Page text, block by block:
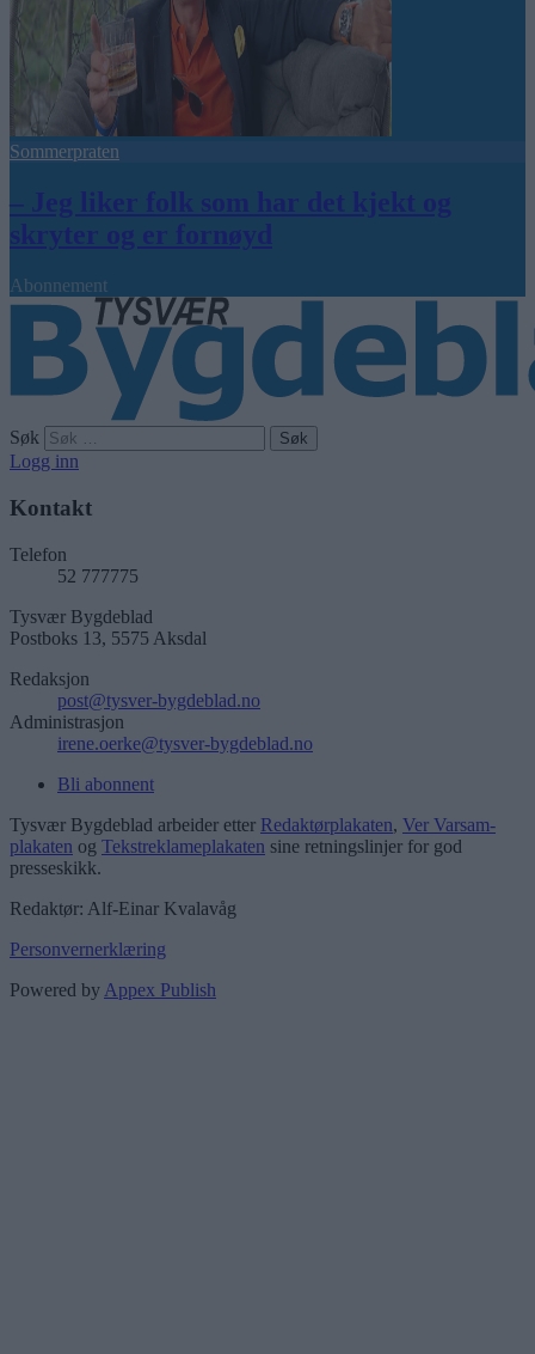
Sommerpraten
– Jeg liker folk som har det kjekt og
skryter og er fornøyd
Abonnement
Søk
Logg inn
Kontakt
Telefon
52 777775
Tysvær Bygdeblad
Postboks 13, 5575 Aksdal
Redaksjon
post@tysver-bygdeblad.no
Administrasjon
irene.oerke@tysver-bygdeblad.no
Bli abonnent
Tysvær Bygdeblad arbeider etter Redaktørplakaten, Ver Varsam-
plakaten og Tekstreklameplakaten sine retningslinjer for god
presseskikk.
Redaktør: Alf-Einar Kvalavåg
Personvernerklæring
Powered by Appex Publish